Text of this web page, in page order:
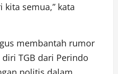
semua,” kata
membantah rumor
TGB dari Perindo